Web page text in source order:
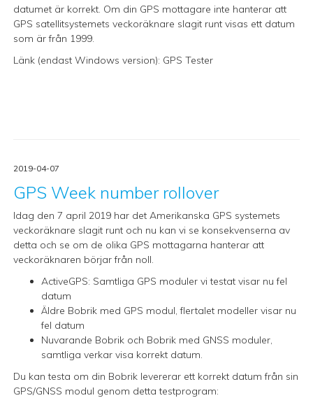
datumet är korrekt. Om din GPS mottagare inte hanterar att
GPS satellitsystemets veckoräknare slagit runt visas ett datum
som är från 1999.
Länk (endast Windows version): GPS Tester
2019-04-07
GPS Week number rollover
Idag den 7 april 2019 har det Amerikanska GPS systemets
veckoräknare slagit runt och nu kan vi se konsekvenserna av
detta och se om de olika GPS mottagarna hanterar att
veckoräknaren börjar från noll.
ActiveGPS: Samtliga GPS moduler vi testat visar nu fel
datum
Äldre Bobrik med GPS modul, flertalet modeller visar nu
fel datum
Nuvarande Bobrik och Bobrik med GNSS moduler,
samtliga verkar visa korrekt datum.
Du kan testa om din Bobrik levererar ett korrekt datum från sin
GPS/GNSS modul genom detta testprogram: